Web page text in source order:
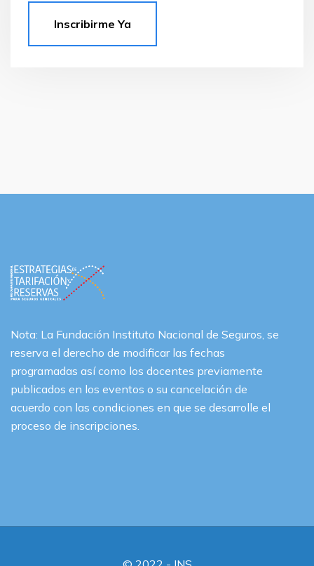
Inscribirme Ya
Nota: La Fundación Instituto Nacional de Seguros, se
reserva el derecho de modificar las fechas
programadas así como los docentes previamente
publicados en los eventos o su cancelación de
acuerdo con las condiciones en que se desarrolle el
proceso de inscripciones.